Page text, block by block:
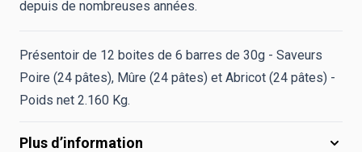
depuis de nombreuses années.
Présentoir de 12 boites de 6 barres de 30g - Saveurs
Poire (24 pâtes), Mûre (24 pâtes) et Abricot (24 pâtes) -
Poids net 2.160 Kg.
Plus d’information